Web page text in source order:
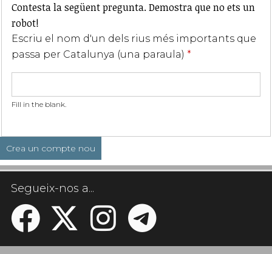
Contesta la següent pregunta. Demostra que no ets un
robot!
Escriu el nom d'un dels rius més importants que
passa per Catalunya (una paraula) *
Fill in the blank.
Segueix-nos a...